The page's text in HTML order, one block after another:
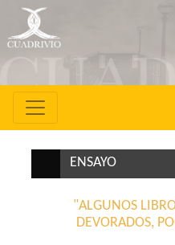
ENSAYO
"ALGUNOS
DEVORADOS,